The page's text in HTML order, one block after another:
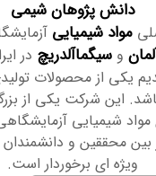
دانش پژوهان شیمی
موادشیمیایی
وسیگماآلدریچدر
یکی از محصولات
این شرکت یکی از
شیمیایی آزمایشگاهی
محققین و دانشمندان و…
ویژه ای برخوردار است.